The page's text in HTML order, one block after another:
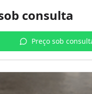
consulta
Preço sob